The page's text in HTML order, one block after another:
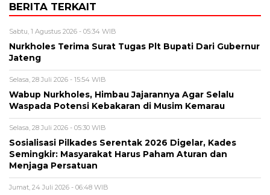
BERITA TERKAIT
Sabtu, 1 Agustus 2026 - 05:34 WIB
Nurkholes Terima Surat Tugas Plt Bupati Dari Gubernur
Jateng
Selasa, 28 Juli 2026 - 15:54 WIB
Wabup Nurkholes, Himbau Jajarannya Agar Selalu
Waspada Potensi Kebakaran di Musim Kemarau
Selasa, 28 Juli 2026 - 05:30 WIB
Sosialisasi Pilkades Serentak 2026 Digelar, Kades
Semingkir: Masyarakat Harus Paham Aturan dan
Menjaga Persatuan
Jumat, 24 Juli 2026 - 06:48 WIB